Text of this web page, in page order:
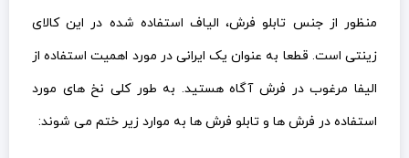
منظور از جنس تابلو فرش، الیاف استفاده شده در این کالای
زینتی است. قطعا به عنوان یک ایرانی در مورد اهمیت استفاده از
الیفا مرغوب در فرش آگاه هستید. به طور کلی نخ های مورد
استفاده در فرش ها و تابلو فرش ها به موارد زیر ختم می شوند: